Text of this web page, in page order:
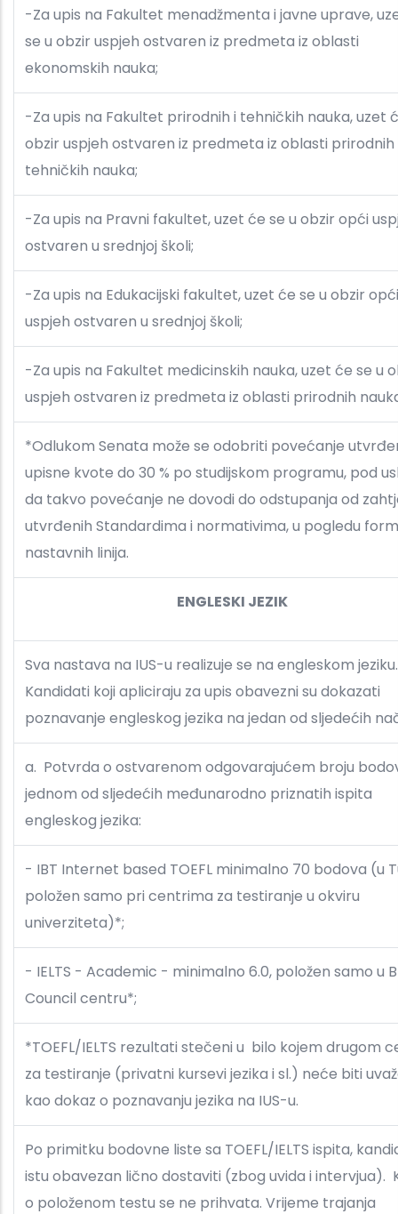
-Za upis na Fakultet menadžmenta i javne uprave,
se u obzir uspjeh ostvaren iz predmeta iz oblasti
ekonomskih nauka;
-Za upis na Fakultet prirodnih i tehničkih nauka, uzet
obzir uspjeh ostvaren iz predmeta iz oblasti prirodnih
tehničkih nauka;
-Za upis na Pravni fakultet, uzet će se u obzir opći
ostvaren u srednjoj školi;
-Za upis na Edukacijski fakultet, uzet će se u obzir opći
uspjeh ostvaren u srednjoj školi;
-Za upis na Fakultet medicinskih nauka, uzet će se u
uspjeh ostvaren iz predmeta iz oblasti prirodnih
*Odlukom Senata može se odobriti povećanje
upisne kvote do 30 % po studijskom programu, pod
da takvo povećanje ne dovodi do odstupanja od
utvrđenih Standardima i normativima, u pogledu
nastavnih linija.
ENGLESKI JEZIK
Sva nastava na IUS-u realizuje se na engleskom
Kandidati koji apliciraju za upis obavezni su dokazati
poznavanje engleskog jezika na jedan od sljedećih
a. Potvrda o ostvarenom odgovarajućem broju
jednom od sljedećih međunarodno priznatih ispita
engleskog jezika:
- IBT Internet based TOEFL minimalno 70 bodova (u
položen samo pri centrima za testiranje u okviru
univerziteta)*;
- IELTS - Academic - minimalno 6.0, položen samo u
Council centru*;
*TOEFL/IELTS rezultati stečeni u bilo kojem drugom
za testiranje (privatni kursevi jezika i sl.) neće biti
kao dokaz o poznavanju jezika na IUS-u.
Po primitku bodovne liste sa TOEFL/IELTS ispita,
istu obavezan lično dostaviti (zbog uvida i intervjua).
o položenom testu se ne prihvata. Vrijeme trajanja